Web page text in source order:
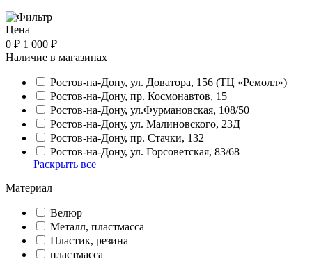
Цена
0 ₽ 1 000 ₽
Наличие в магазинах
Ростов-на-Дону, ул. Доватора, 156 (ТЦ «Ремолл»)
Ростов-на-Дону, пр. Космонавтов, 15
Ростов-на-Дону, ул.Фурмановская, 108/50
Ростов-на-Дону, ул. Малиновского, 23Д
Ростов-на-Дону, пр. Стачки, 132
Ростов-на-Дону, ул. Горсоветская, 83/68
Раскрыть все
Материал
Велюр
Металл, пластмасса
Пластик, резина
пластмасса